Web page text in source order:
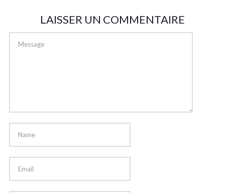
LAISSER UN COMMENTAIRE